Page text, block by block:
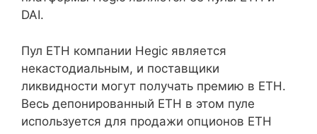
DAI.
Пул ETH компании Hegic является
некастодиальным, и поставщики
ликвидности могут получать премию в ETH.
Весь депонированный ETH в этом пуле
используется для продажи опционов ETH